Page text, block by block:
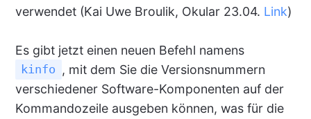
verwendet (Kai Uwe Broulik, Okular 23.04. Link)
Es gibt jetzt einen neuen Befehl namens
kinfo , mit dem Sie die Versionsnummern
verschiedener Software-Komponenten auf der
Kommandozeile ausgeben können, was für die